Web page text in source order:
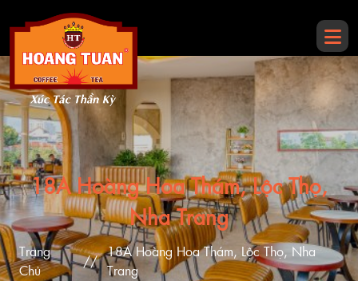
18A Hoàng Hoa Thám, Lộc Thọ,
Nha Trang
Trang
Chủ
//
18A Hoàng Hoa Thám, Lộc Thọ, Nha
Trang